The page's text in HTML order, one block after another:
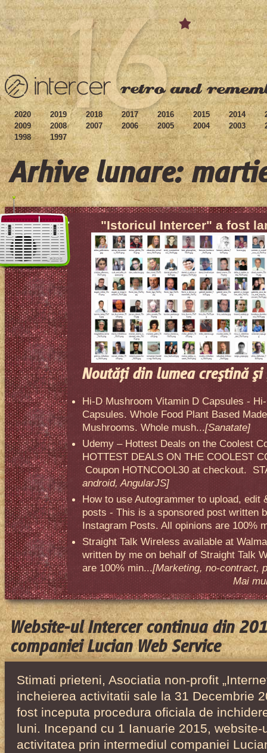
2020 2019 2018 2017 2016 2015 2014
2009
2008 2007 2006 2005 2004 2003
1998
1997
Arhive lunare:
"Istoricul Intercer" a fost
Noutăţi din lumea creştină
Hi-D Mushroom Vitamin D Capsules -
Capsules. Whole Food Plant Based
Mushrooms. Whole mush...[Sanatate]
Udemy – Hottest Deals on the Coolest
HOTTEST DEALS ON THE COOLEST
Coupon HOTNCOOL30 at checkout.
android, AngularJS]
How to use Autogrammer to upload, edit
posts - This is a sponsored post written
Instagram Posts. All opinions are 100%
Straight Talk Wireless available at
written by me on behalf of Straight Talk
are 100% min...[Marketing, no-contract,
Mai
Website-ul Intercer continua din
companiei Lucian Web Service
Stimati prieteni, Asociatia non-profit
incheierea activitatii sale la 31 Decembrie
fost inceputa procedura oficiala de
luni. Incepand cu 1 Ianuarie 2015,
activitatea prin intermediul companiei